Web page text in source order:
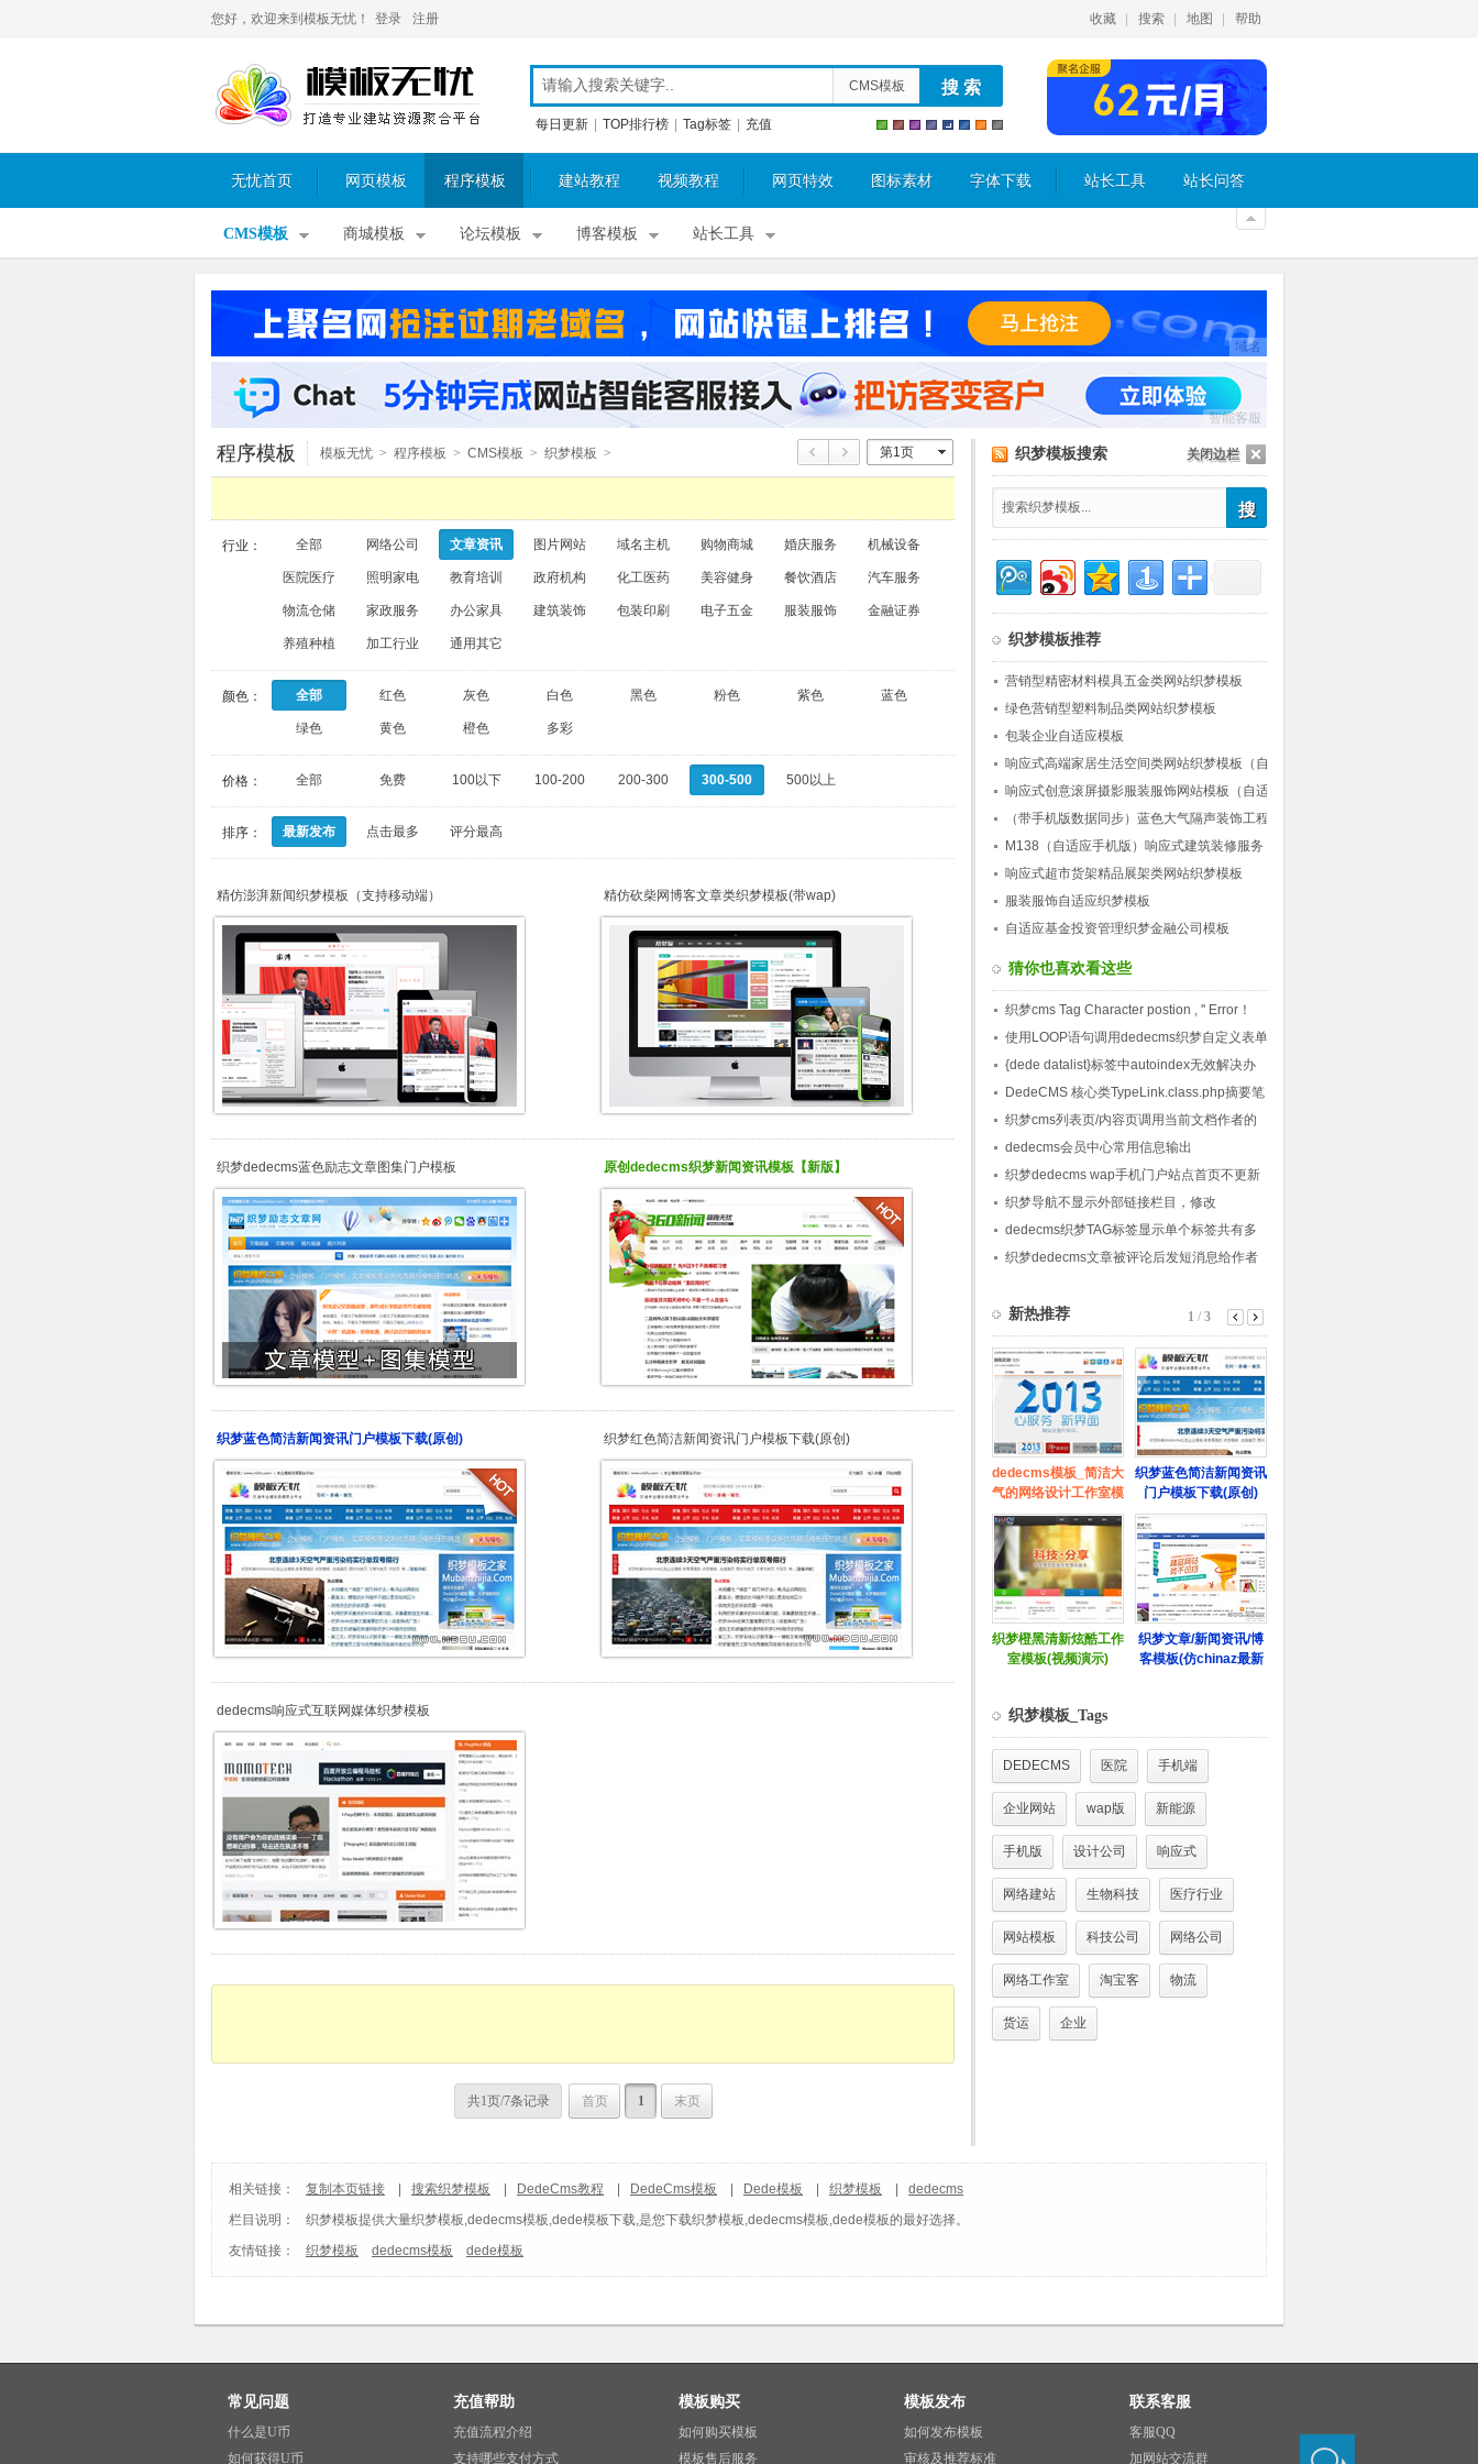
您好，欢迎来到模板无忧！ 登录 注册 收藏 搜索 地图 帮助
CMS模板
每日更新 TOP排行榜 Tag标签 充值
无忧首页 网页模板 程序模板 建站教程 视频教程 网页特效 图标素材 字体下载 站长工具 站长问答
CMS模板 商城模板 论坛模板 博客模板 站长工具
域名
智能客服
关闭边栏
程序模板 模板无忧 > 程序模板 > CMS模板 > 织梦模板 > 第1页
行业： 全部 网络公司 文章资讯 图片网站 域名主机 购物商城 婚庆服务 机械设备
医院医疗 照明家电 教育培训 政府机构 化工医药 美容健身 餐饮酒店 汽车服务
物流仓储 家政服务 办公家具 建筑装饰 包装印刷 电子五金 服装服饰 金融证券
养殖种植 加工行业 通用其它
颜色： 全部 红色 灰色 白色 黑色 粉色 紫色 蓝色
绿色 黄色 橙色 多彩
价格： 全部 免费 100以下 100-200 200-300 300-500 500以上
排序： 最新发布 点击最多 评分最高
精仿澎湃新闻织梦模板（支持移动端） 精仿砍柴网博客文章类织梦模板(带wap)
织梦dedecms蓝色励志文章图集门户模板 原创dedecms织梦新闻资讯模板【新版】
织梦蓝色简洁新闻资讯门户模板下载(原创) 织梦红色简洁新闻资讯门户模板下载(原创)
dedecms响应式互联网媒体织梦模板
共1页/7条记录 首页 1 末页
织梦模板搜索
织梦模板推荐
营销型精密材料模具五金类网站织梦模板
绿色营销型塑料制品类网站织梦模板
包装企业自适应模板
响应式高端家居生活空间类网站织梦模板（自
适应）
响应式创意滚屏摄影服装服饰网站模板（自适
应）
（带手机版数据同步）蓝色大气隔声装饰工程
公司类网站织梦模板 营销型工程装饰网站源
码下载
M138（自适应手机版）响应式建筑装修服务
公司网站织梦模板 HTML5建筑行业企业网站
源码下载
响应式超市货架精品展架类网站织梦模板
服装服饰自适应织梦模板
自适应基金投资管理织梦金融公司模板
猜你也喜欢看这些
织梦cms Tag Character postion , '' Error！
使用LOOP语句调用dedecms织梦自定义表单
内容的方法
{dede datalist}标签中autoindex无效解决办
法
DedeCMS 核心类TypeLink.class.php摘要笔
记
织梦cms列表页/内容页调用当前文档作者的
会员头像的方法
dedecms会员中心常用信息输出
织梦dedecms wap手机门户站点首页不更新
的解决方法
织梦导航不显示外部链接栏目，修改
channelartlist标签方法
dedecms织梦TAG标签显示单个标签共有多
少篇文章的方法
织梦dedecms文章被评论后发短消息给作者
织梦模板_Tags
DEDECMS 医院 手机端
企业网站 wap版 新能源
手机版 设计公司 响应式
网络建站 生物科技 医疗行业
网站模板 科技公司 网络公司
网络工作室 淘宝客 物流
货运 企业
相关链接： 复制本页链接 搜索织梦模板 DedeCms教程 DedeCms模板 Dede模板 织梦模板
dedecms
栏目说明：
织梦模板提供大量织梦模板,dedecms模板,dede模板下载,是您下载织梦模板,dedecms模板,dede模板的最好选择。
友情链接：
织梦模板 dedecms模板 dede模板
常见问题
什么是U币
如何获得U币
充值帮助
充值流程介绍
支持哪些支付方式
模板购买
如何购买模板
模板售后服务
模板发布
如何发布模板
审核及推荐标准
联系客服
客服QQ
加网站交流群